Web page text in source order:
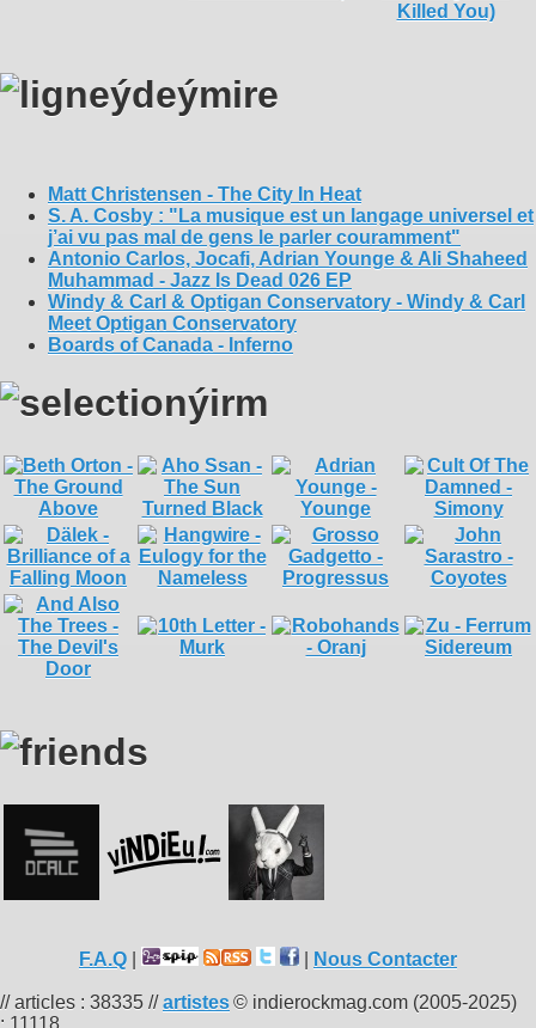
Matt Christensen - The City In Heat
S. A. Cosby : "La musique est un langage universel et
j’ai vu pas mal de gens le parler couramment"
Antonio Carlos, Jocafi, Adrian Younge & Ali Shaheed
Muhammad - Jazz Is Dead 026 EP
Windy & Carl & Optigan Conservatory - Windy & Carl
Meet Optigan Conservatory
Boards of Canada - Inferno
F.A.Q Nous Contacter
© indierockmag.com (2005-2025)
// articles : 38335 //artistes
: 11118